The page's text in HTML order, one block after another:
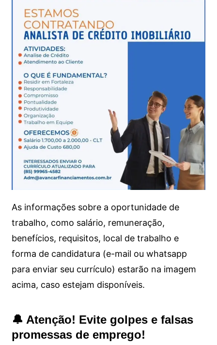
As informações sobre a oportunidade de
trabalho, como salário, remuneração,
benefícios, requisitos, local de trabalho e
forma de candidatura (e-mail ou whatsapp
para enviar seu currículo) estarão na imagem
acima, caso estejam disponíveis.
🔔 Atenção! Evite golpes e falsas
promessas de emprego!